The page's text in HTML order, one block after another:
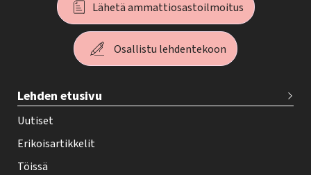
Lähetä ammattiosastoilmoitus
Osallistu lehdentekoon
e
h
y
-
Lehden etusivu
Uutiset
Erikoisartikkelit
Töissä